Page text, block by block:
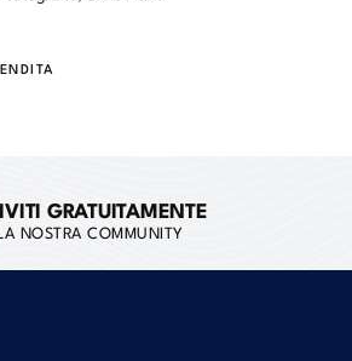
GRATUITAMENTE
NOSTRA COMMUNITY